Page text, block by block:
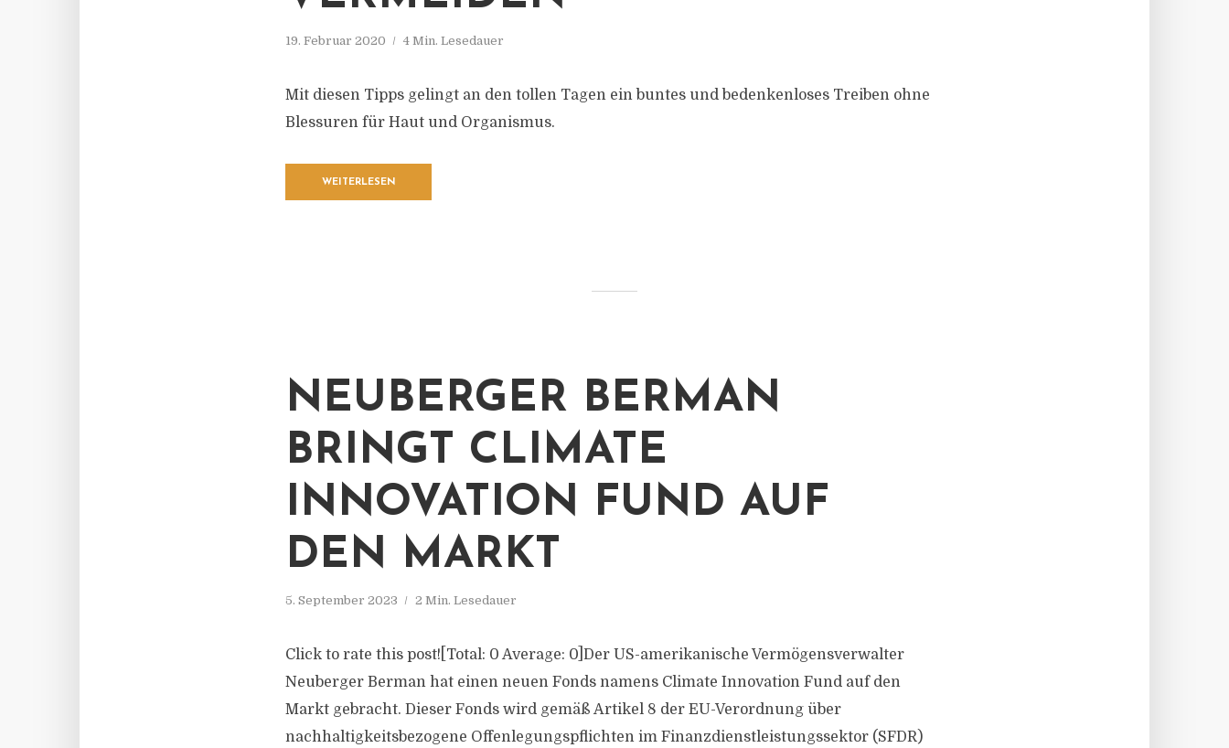
19. Februar 2020 4 Min. Lesedauer
Mit diesen Tipps gelingt an den tollen Tagen ein buntes und bedenkenloses Treiben ohne
Blessuren für Haut und Organismus.
WEITERLESEN
NEUBERGER BERMAN
BRINGT CLIMATE
INNOVATION FUND AUF
DEN MARKT
5. September 2023 2 Min. Lesedauer
Click to rate this post![Total: 0 Average: 0]Der US-amerikanische Vermögensverwalter
Neuberger Berman hat einen neuen Fonds namens Climate Innovation Fund auf den
Markt gebracht. Dieser Fonds wird gemäß Artikel 8 der EU-Verordnung über
nachhaltigkeitsbezogene Offenlegungspflichten im Finanzdienstleistungssektor (SFDR)